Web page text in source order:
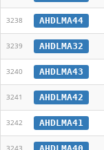
3238 AHDLMA44
3239 AHDLMA32
3240 AHDLMA43
3241 AHDLMA42
3242 AHDLMA41